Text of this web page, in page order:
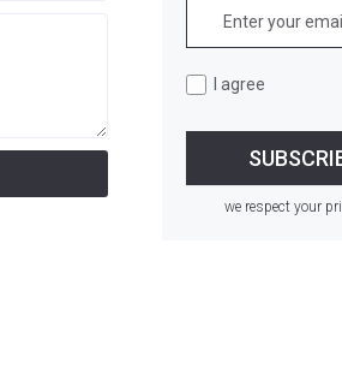
I agree
we respect your